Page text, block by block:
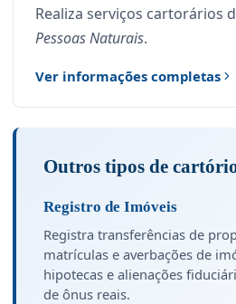
Realiza serviços cartorários
Pessoas Naturais.
Ver informações completas
Outros tipos de
Registro de Imóveis
Registra transferências de
matrículas e averbações de
hipotecas e alienações
de ônus reais.